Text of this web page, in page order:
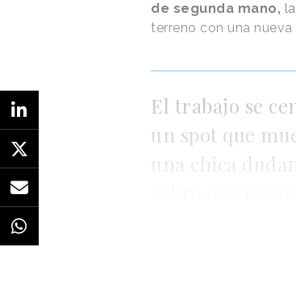
de segunda mano,
terreno con una
El trabajo se
un spot que
una chica